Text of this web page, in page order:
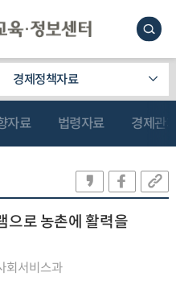
경제정책자료
자료 법령자료 경제관
으로 농촌에 활력을
회서비스과